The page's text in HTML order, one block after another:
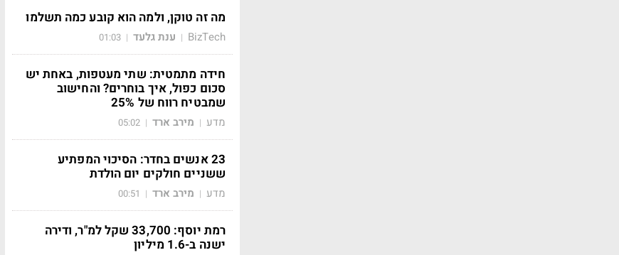
מה זה טוקן, ולמה הוא קובע כמה תשלמו
BizTech
| ענת גלעד |
01:03
חידה מתמטית: שתי מעטפות, באחת יש
סכום כפול, איך בוחרים? והחישוב
שמבטיח רווח של 25%
מדע | מירב ארד |
05:02
23 אנשים בחדר: הסיכוי המפתיע
ששניים חולקים יום הולדת
מדע | מירב ארד |
00:51
רמת יוסף: 33,700 שקל למ"ר, ודירה
ישנה ב-1.6 מיליון